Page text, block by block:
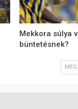
Mekkora súlya
büntetésnek?